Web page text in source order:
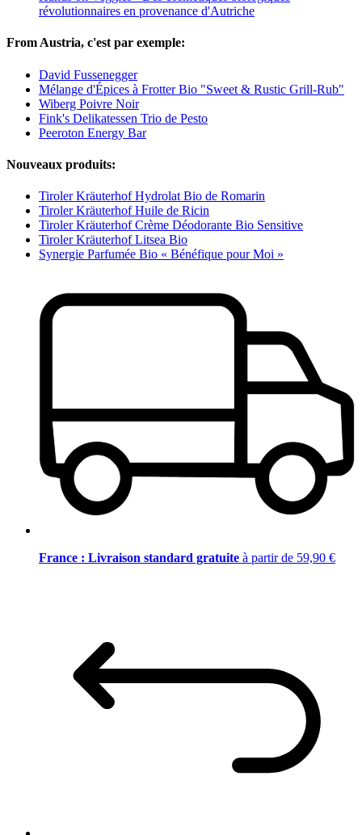
révolutionnaires en provenance d'Autriche
From Austria, c'est par exemple:
David Fussenegger
Mélange d'Épices à Frotter Bio "Sweet & Rustic Grill-Rub"
Wiberg Poivre Noir
Fink's Delikatessen Trio de Pesto
Peeroton Energy Bar
Nouveaux produits:
Tiroler Kräuterhof Hydrolat Bio de Romarin
Tiroler Kräuterhof Huile de Ricin
Tiroler Kräuterhof Crème Déodorante Bio Sensitive
Tiroler Kräuterhof Litsea Bio
Synergie Parfumée Bio « Bénéfique pour Moi »
France : Livraison standard gratuite à partir de 59,90 €